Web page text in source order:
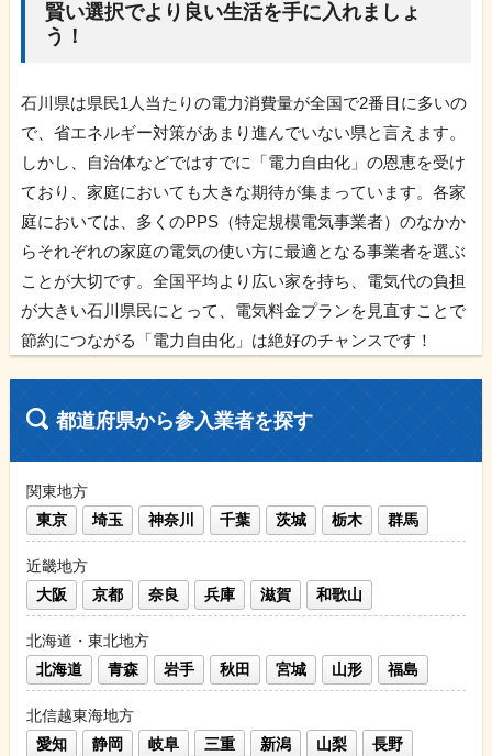
賢い選択でより良い生活を手に入れましょ
う！
石川県は県民1人当たりの電力消費量が全国で2番目に多いの
で、省エネルギー対策があまり進んでいない県と言えます。
しかし、自治体などではすでに「電力自由化」の恩恵を受け
ており、家庭においても大きな期待が集まっています。各家
庭においては、多くのPPS（特定規模電気事業者）のなかか
らそれぞれの家庭の電気の使い方に最適となる事業者を選ぶ
ことが大切です。全国平均より広い家を持ち、電気代の負担
が大きい石川県民にとって、電気料金プランを見直すことで
節約につながる「電力自由化」は絶好のチャンスです！
都道府県から参入業者を探す
関東地方
東京
埼玉 神奈川 千葉 茨城 栃木 群馬
近畿地方
大阪
京都 奈良 兵庫 滋賀 和歌山
北海道・東北地方
北海道
青森 岩手 秋田 宮城 山形 福島
北信越東海地方
愛知
静岡 岐阜 三重 新潟 山梨
長野